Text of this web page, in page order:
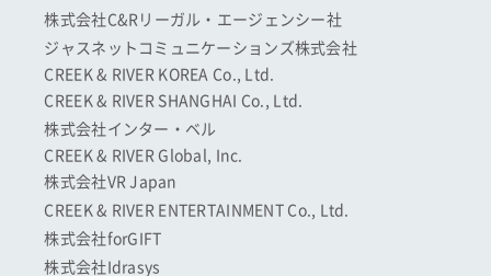
株式会社C&Rリーガル・エージェンシー社
ジャスネットコミュニケーションズ株式会社
CREEK & RIVER KOREA Co., Ltd.
CREEK & RIVER SHANGHAI Co., Ltd.
株式会社インター・ベル
CREEK & RIVER Global, Inc.
株式会社VR Japan
CREEK & RIVER ENTERTAINMENT Co., Ltd.
株式会社forGIFT
株式会社Idrasys